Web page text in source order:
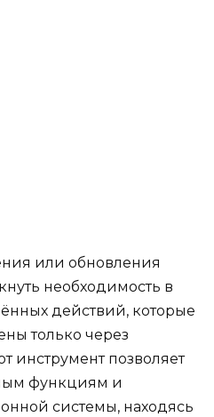
или обновления
необходимость в
действий, которые
только через
инструмент позволяет
функциям и
системы, находясь